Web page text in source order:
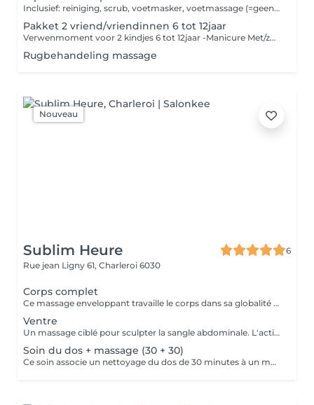
Inclusief: reiniging, scrub, voetmasker, voetmassage (=geen pedicure)
Pakket 2 vriend/vriendinnen 6 tot 12jaar
Verwenmoment voor 2 kindjes 6 tot 12jaar -Manicure Met/zonder nagellak -Pedicure Met/zonder nagellak -Head spa 20min ***zonder begeleiding alleen de 2kindjes, ophalen na behandeling Reserveren Alleen op zaterdag/zondag
Rugbehandeling massage
Nouveau
Sublim Heure
6
Rue jean Ligny 61, Charleroi 6030
Corps complet
Ce massage enveloppant travaille le corps dans sa globalité pour dénouer les nuds, soulager les douleurs musculaires et renforcer le tonus. Alliant fermeté et fluidité, il débute par l'arrière du corps (nuque, dos, jambes, pieds) pour relâcher les tensions majeures, puis se prolonge sur la face avant (jambes, bras, buste et cuir chevelu) pour une déconnexion totale et une relance de l'énergie. Un véritable reset musculaire et mental.
Ventre
Un massage ciblé pour sculpter la sangle abdominale. L'action des outils en bois permet de relancer le transit, de désinfiltrer les tissus et de réduire les ballonnements. Idéal pour déstocker les graisses localisées, raffermir la peau et retrouver un ventre plus plat et dessiné.
Soin du dos + massage (30 + 30)
Ce soin associe un nettoyage du dos de 30 minutes à un massage relaxant de 30 minutes. Le soin purifie la peau, élimine les impuretés et les cellules mortes, tandis que le massage aide à relâcher les tensions musculaires et procure une profonde sensation de détente. Un moment de bien-être idéal pour prendre soin de votre peau tout en vous offrant une véritable parenthèse de relaxation.